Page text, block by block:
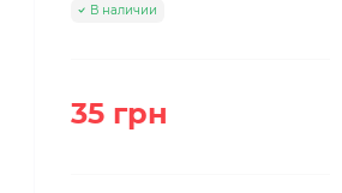
В наличии
35 грн